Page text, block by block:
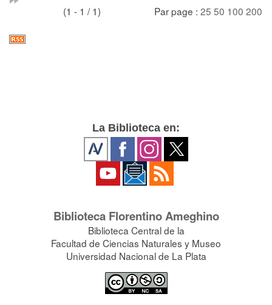
(1 - 1 / 1) Par page : 25 50 100 200
La Biblioteca en:
Biblioteca Florentino Ameghino
Biblioteca Central de la
Facultad de Ciencias Naturales y Museo
Universidad Nacional de La Plata